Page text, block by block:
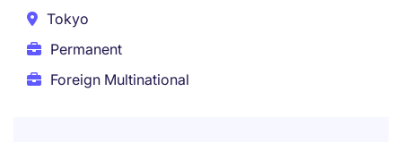
Tokyo
Permanent
Foreign Multinational